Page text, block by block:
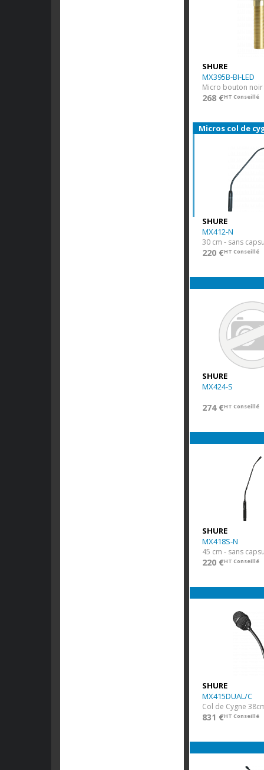
SHURE
MX395B-BI-LED
268 €HT Conseillé
Micros col de
SHURE
MX412-N
220 €HT Conseillé
SHURE
MX424-S
274 €HT Conseillé
SHURE
MX418S-N
220 €HT Conseillé
SHURE
MX415DUAL/C
831 €HT Conseillé